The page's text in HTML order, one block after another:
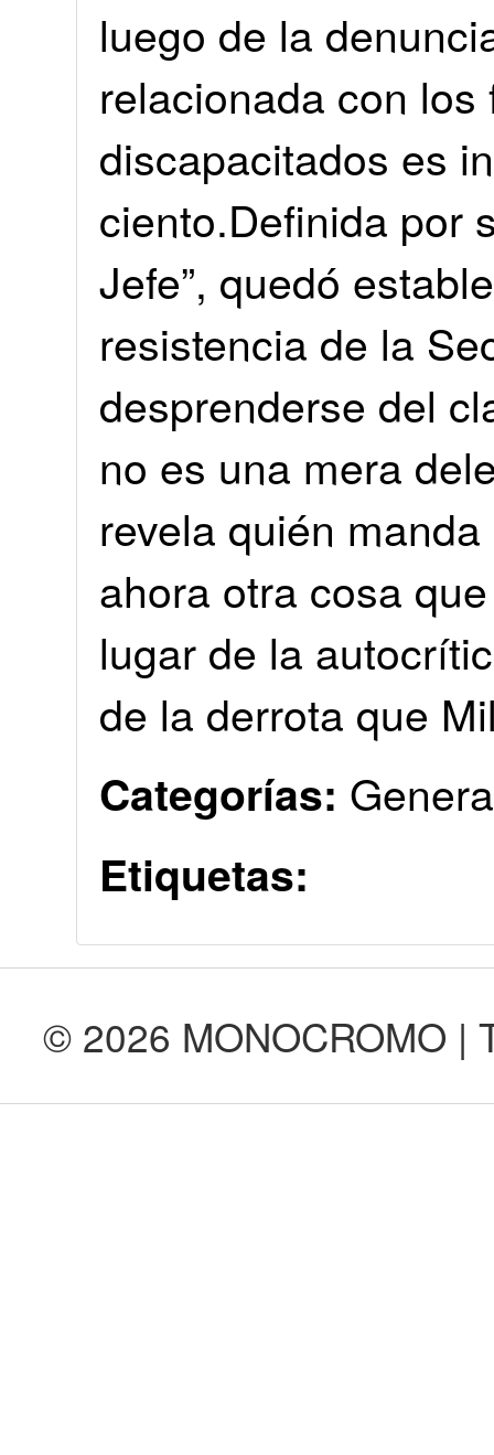
luego de la
relacionada con
discapacitados es
ciento.Definida por
Jefe”, quedó
resistencia de la
desprenderse del
no es una mera
revela quién
ahora otra cosa
lugar de la
de la derrota que
Categorías:
Etiquetas:
© 2026 MONOCROMO |